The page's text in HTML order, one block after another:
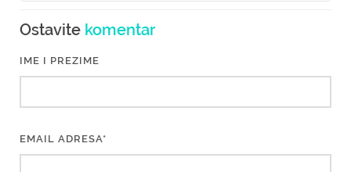
Ostavite komentar
IME I PREZIME
EMAIL ADRESA*